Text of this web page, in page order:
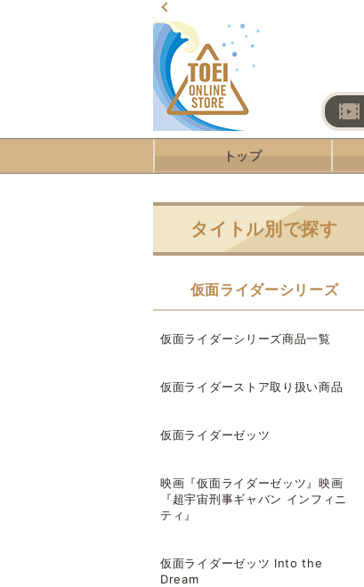
トップ
タイトル別で探す
仮面ライダーシリーズ
仮面ライダーシリーズ商品一覧
仮面ライダーストア取り扱い商品
仮面ライダーゼッツ
映画『仮面ライダーゼッツ』映画
『超宇宙刑事ギャバン インフィニ
ティ』
仮面ライダーゼッツ Into the
Dream